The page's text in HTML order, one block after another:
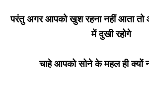
परंतु अगर आपको खुश रहना नहीं आता तो
में दुखी रहोगे
चाहे आपको सोने के महल ही क्यों